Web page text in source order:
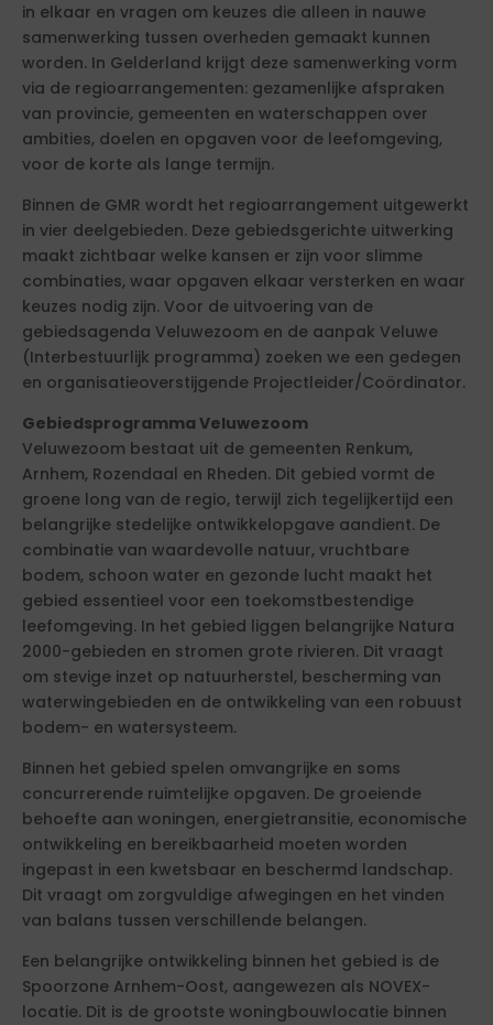
in elkaar en vragen om keuzes die alleen in nauwe
samenwerking tussen overheden gemaakt kunnen
worden. In Gelderland krijgt deze samenwerking vorm
via de regioarrangementen: gezamenlijke afspraken
van provincie, gemeenten en waterschappen over
ambities, doelen en opgaven voor de leefomgeving,
voor de korte als lange termijn.
Binnen de GMR wordt het regioarrangement uitgewerkt
in vier deelgebieden. Deze gebiedsgerichte uitwerking
maakt zichtbaar welke kansen er zijn voor slimme
combinaties, waar opgaven elkaar versterken en waar
keuzes nodig zijn. Voor de uitvoering van de
gebiedsagenda Veluwezoom en de aanpak Veluwe
(Interbestuurlijk programma) zoeken we een gedegen
en organisatieoverstijgende Projectleider/Coördinator.
Gebiedsprogramma Veluwezoom
Veluwezoom bestaat uit de gemeenten Renkum,
Arnhem, Rozendaal en Rheden. Dit gebied vormt de
groene long van de regio, terwijl zich tegelijkertijd een
belangrijke stedelijke ontwikkelopgave aandient. De
combinatie van waardevolle natuur, vruchtbare
bodem, schoon water en gezonde lucht maakt het
gebied essentieel voor een toekomstbestendige
leefomgeving. In het gebied liggen belangrijke Natura
2000-gebieden en stromen grote rivieren. Dit vraagt
om stevige inzet op natuurherstel, bescherming van
waterwingebieden en de ontwikkeling van een robuust
bodem- en watersysteem.
Binnen het gebied spelen omvangrijke en soms
concurrerende ruimtelijke opgaven. De groeiende
behoefte aan woningen, energietransitie, economische
ontwikkeling en bereikbaarheid moeten worden
ingepast in een kwetsbaar en beschermd landschap.
Dit vraagt om zorgvuldige afwegingen en het vinden
van balans tussen verschillende belangen.
Een belangrijke ontwikkeling binnen het gebied is de
Spoorzone Arnhem-Oost, aangewezen als NOVEX-
locatie. Dit is de grootste woningbouwlocatie binnen